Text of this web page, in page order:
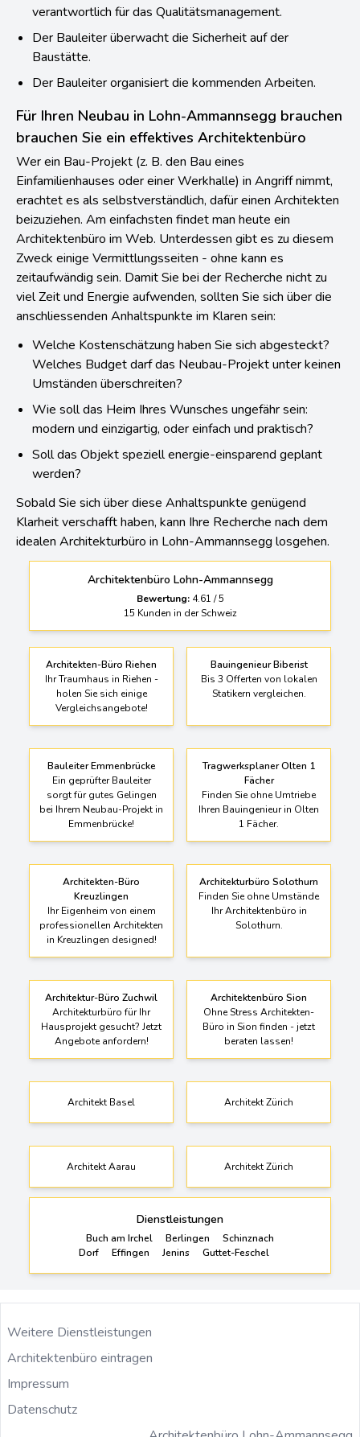
verantwortlich für das Qualitätsmanagement.
Der Bauleiter überwacht die Sicherheit auf der
Baustätte.
Der Bauleiter organisiert die kommenden Arbeiten.
Für Ihren Neubau in Lohn-Ammannsegg brauchen
brauchen Sie ein effektives Architektenbüro
Wer ein Bau-Projekt (z. B. den Bau eines
Einfamilienhauses oder einer Werkhalle) in Angriff nimmt,
erachtet es als selbstverständlich, dafür einen Architekten
beizuziehen. Am einfachsten findet man heute ein
Architektenbüro im Web. Unterdessen gibt es zu diesem
Zweck einige Vermittlungsseiten - ohne kann es
zeitaufwändig sein. Damit Sie bei der Recherche nicht zu
viel Zeit und Energie aufwenden, sollten Sie sich über die
anschliessenden Anhaltspunkte im Klaren sein:
Welche Kostenschätzung haben Sie sich abgesteckt?
Welches Budget darf das Neubau-Projekt unter keinen
Umständen überschreiten?
Wie soll das Heim Ihres Wunsches ungefähr sein:
modern und einzigartig, oder einfach und praktisch?
Soll das Objekt speziell energie-einsparend geplant
werden?
Sobald Sie sich über diese Anhaltspunkte genügend
Klarheit verschafft haben, kann Ihre Recherche nach dem
idealen Architekturbüro in Lohn-Ammannsegg losgehen.
Architektenbüro Lohn-Ammannsegg
Bewertung: 4.61 /5
15 Kunden in der Schweiz
Architekten-Büro Riehen
Ihr Traumhaus in Riehen -
holen Sie sich einige
Vergleichsangebote!
Bauingenieur Biberist
Bis 3 Offerten von lokalen
Statikern vergleichen.
Bauleiter Emmenbrücke
Ein geprüfter Bauleiter
sorgt für gutes Gelingen
bei Ihrem Neubau-Projekt in
Emmenbrücke!
Tragwerksplaner Olten 1
Fächer
Finden Sie ohne Umtriebe
Ihren Bauingenieur in Olten
1 Fächer.
Architekten-Büro
Kreuzlingen
Ihr Eigenheim von einem
professionellen Architekten
in Kreuzlingen designed!
Architekturbüro Solothurn
Finden Sie ohne Umstände
Ihr Architektenbüro in
Solothurn.
Architektur-Büro Zuchwil
Architekturbüro für Ihr
Hausprojekt gesucht? Jetzt
Angebote anfordern!
Architektenbüro Sion
Ohne Stress Architekten-
Büro in Sion finden - jetzt
beraten lassen!
Architekt Basel Architekt Zürich
Architekt Aarau Architekt Zürich
Dienstleistungen
Buch am Irchel Berlingen
Schinznach
Dorf
Effingen Jenins Guttet-Feschel
Weitere Dienstleistungen
Architektenbüro eintragen
Impressum
Datenschutz